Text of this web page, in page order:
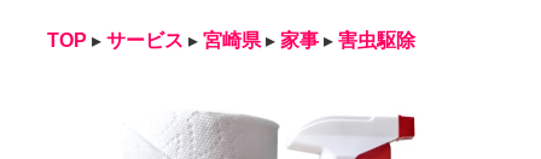
TOP ▸ サービス ▸ 宮崎県 ▸ 家事 ▸ 害虫駆除